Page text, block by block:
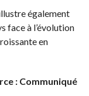
également
face à l’évolution
en
: Communiqué